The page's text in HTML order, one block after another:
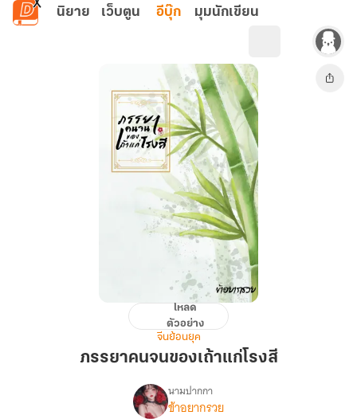
ข้ามไปยังเนื้อหาหลัก
นิยาย เว็บตูน อีบุ๊ก มุมนักเขียน
ภรรยา
ของ
โหลด
ตัวอย่าง
จีนย้อนยุค
ภรรยาคนจนของเถ้าแก่โรงสี
เรื่อง
นามปากกา
ข้าอยากรวย